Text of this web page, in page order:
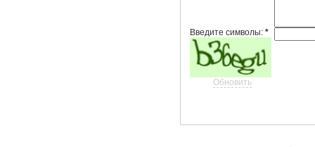
Введите символы:*
Обновить